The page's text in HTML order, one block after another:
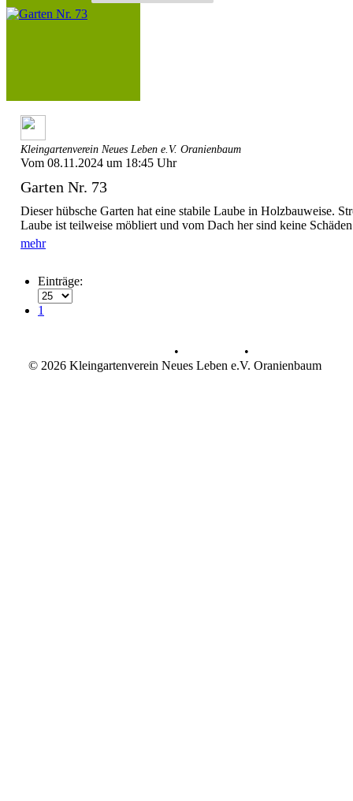
Kleingartenverein Neues Leben e.V. Oranienbaum
Vom 08.11.2024 um 18:45 Uhr
Garten Nr. 73
Dieser hübsche Garten hat eine stabile Laube in Holzbauweise.
Laube ist teilweise möbliert und vom Dach her sind keine
mehr
Einträge:
1
•
•
© 2026 Kleingartenverein Neues Leben e.V. Oranienbaum